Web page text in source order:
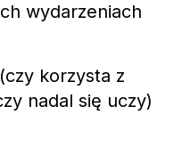
wydarzeniach
korzysta z
nadal się uczy)